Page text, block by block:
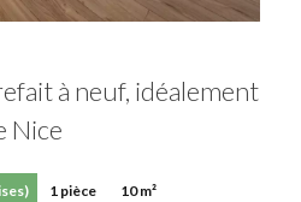
à neuf, idéalement
Nice
1 pièce 10 m²